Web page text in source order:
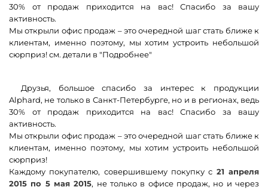
30% от продаж приходится на вас! Спасибо за вашу
активность.
Мы открыли офис продаж – это очередной шаг стать ближе к
клиентам, именно поэтому, мы хотим устроить небольшой
сюрприз! см. детали в "Подробнее"
Друзья, большое спасибо за интерес к продукции
Alphard, не только в Санкт-Петербурге, но и в регионах, ведь
30% от продаж приходится на вас! Спасибо за вашу
активность.
Мы открыли офис продаж – это очередной шаг стать ближе к
клиентам, именно поэтому, мы хотим устроить небольшой
сюрприз!
Каждому покупателю, совершившему покупку с 21 апреля
2015 по 5 мая 2015, не только в офисе продаж, но и через